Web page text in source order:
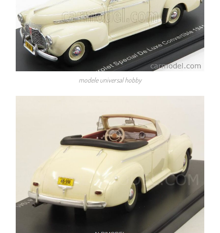
modele universal hobby